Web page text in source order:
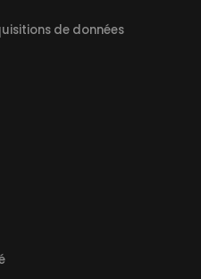
de données